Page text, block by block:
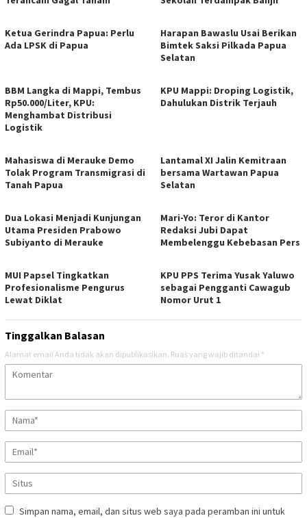
Ketua Gerindra Papua: Perlu
Ada LPSK di Papua
Harapan Bawaslu Usai Berikan
Bimtek Saksi Pilkada Papua
Selatan
BBM Langka di Mappi, Tembus
Rp50.000/Liter, KPU:
Menghambat Distribusi
Logistik
KPU Mappi: Droping Logistik,
Dahulukan Distrik Terjauh
Mahasiswa di Merauke Demo
Tolak Program Transmigrasi di
Tanah Papua
Lantamal XI Jalin Kemitraan
bersama Wartawan Papua
Selatan
Dua Lokasi Menjadi Kunjungan
Utama Presiden Prabowo
Subiyanto di Merauke
Mari-Yo: Teror di Kantor
Redaksi Jubi Dapat
Membelenggu Kebebasan Pers
MUI Papsel Tingkatkan
Profesionalisme Pengurus
Lewat Diklat
KPU PPS Terima Yusak Yaluwo
sebagai Pengganti Cawagub
Nomor Urut 1
Tinggalkan Balasan
Alamat email Anda tidak akan dipublikasikan. Ruas yang wajib ditandai *
Simpan nama, email, dan situs web saya pada peramban ini untuk